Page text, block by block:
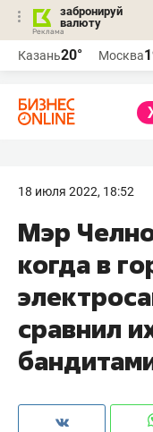
забронируй
валюту
Казань20° Москва
18 июля 2022, 18:52
Мэр
когда в
сравнил